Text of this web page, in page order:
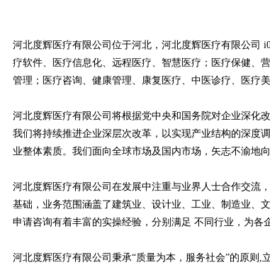
河北度辉医疗有限公司位于河北，河北度辉医疗有限公司
疗软件、医疗信息化、远程医疗、智慧医疗；医疗保健、
管理；医疗咨询、健康管理、康复医疗、中医诊疗、医疗
河北度辉医疗有限公司将根据党中央和国务院对企业深化
我们将持续推进企业深层次改革，以实现产业结构的深度
业整体素质。我们面向全球市场及国内市场，矢志不渝地
河北度辉医疗有限公司在发展中注重与业界人士合作交流
基础，业务范围涵盖了建筑业、设计业、工业、制造业、
申请咨询有着丰富的实操经验，分别满足 不同行业，为各
河北度辉医疗有限公司秉承“质量为本，服务社会”的原则,